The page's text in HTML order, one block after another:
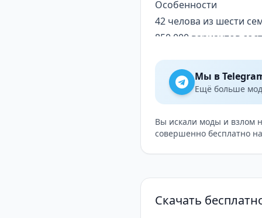
Особенности
42 челова из шести
850 000 вариантов
Сражения с боссами
Режимы «Челы дня»
Игровой процесс и
Каждое прохождение
встречаетесь с
это даёт
Игра предлагает три
Мы в
Ещё больше
Вы искали моды и взлом
совершенно бесплатно
Скачать